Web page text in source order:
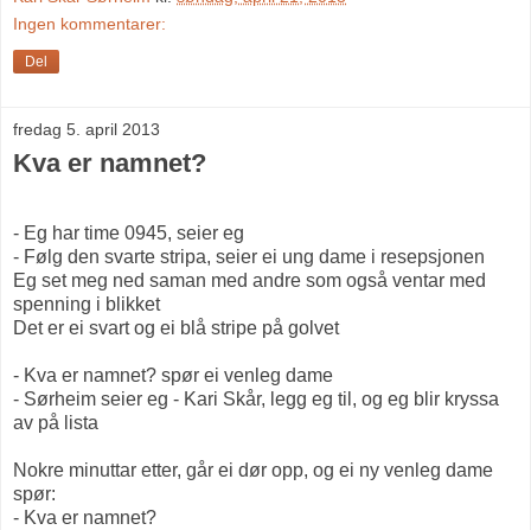
Ingen kommentarer:
Del
fredag 5. april 2013
Kva er namnet?
- Eg har time 0945, seier eg
- Følg den svarte stripa, seier ei ung dame i resepsjonen
Eg set meg ned saman med andre som også ventar med
spenning i blikket
Det er ei svart og ei blå stripe på golvet
- Kva er namnet? spør ei venleg dame
- Sørheim seier eg - Kari Skår, legg eg til, og eg blir kryssa
av på lista
Nokre minuttar etter, går ei dør opp, og ei ny venleg dame
spør:
- Kva er namnet?